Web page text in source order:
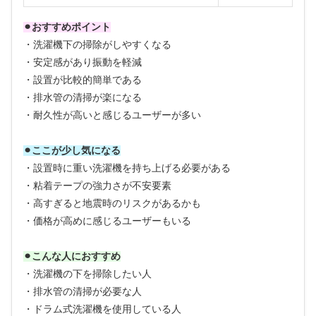
⚫︎おすすめポイント
・洗濯機下の掃除がしやすくなる
・安定感があり振動を軽減
・設置が比較的簡単である
・排水管の清掃が楽になる
・耐久性が高いと感じるユーザーが多い
⚫︎ここが少し気になる
・設置時に重い洗濯機を持ち上げる必要がある
・粘着テープの強力さが不安要素
・高すぎると地震時のリスクがあるかも
・価格が高めに感じるユーザーもいる
⚫︎こんな人におすすめ
・洗濯機の下を掃除したい人
・排水管の清掃が必要な人
・ドラム式洗濯機を使用している人